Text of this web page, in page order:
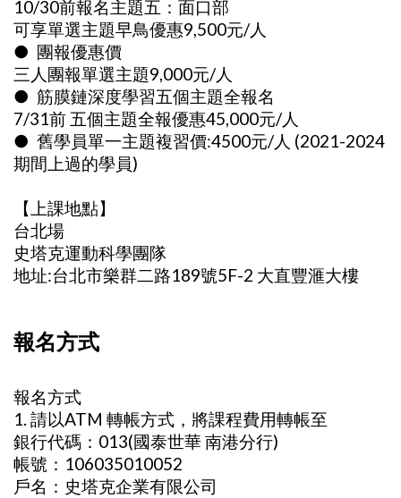
10/30前報名主題五：面口部
可享單選主題早鳥優惠9,500元/人
● 團報優惠價
三人團報單選主題9,000元/人
● 筋膜鏈深度學習五個主題全報名
7/31前 五個主題全報優惠45,000元/人
● 舊學員單一主題複習價:4500元/人 (2021-2024
期間上過的學員)
【上課地點】
台北場
史塔克運動科學團隊
地址:台北市樂群二路189號5F-2 大直豐滙大樓
報名方式
報名方式
1. 請以ATM 轉帳方式，將課程費用轉帳至
銀行代碼：013(國泰世華 南港分行)
帳號：106035010052
戶名：史塔克企業有限公司